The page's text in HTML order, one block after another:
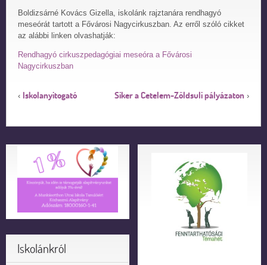
Boldizsárné Kovács Gizella, iskolánk rajztanára rendhagyó
meseórát tartott a Fővárosi Nagycirkuszban. Az erről szóló cikket
az alábbi linken olvashatják:
Rendhagyó cirkuszpedagógiai meseóra a Fővárosi
Nagycirkuszban
‹ Iskolanyitogató Siker a Cetelem-Zöldsuli pályázaton ›
Iskolánkról